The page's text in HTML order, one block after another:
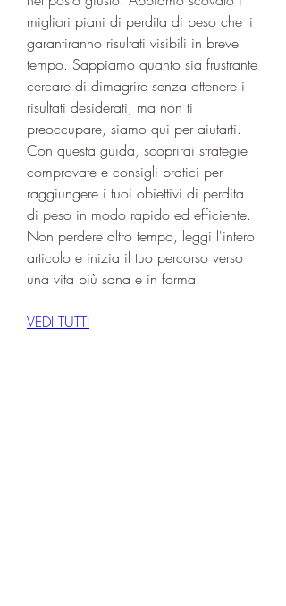
migliori piani di perdita di peso che ti
garantiranno risultati visibili in breve
tempo. Sappiamo quanto sia frustrante
cercare di dimagrire senza ottenere i
risultati desiderati, ma non ti
preoccupare, siamo qui per aiutarti.
Con questa guida, scoprirai strategie
comprovate e consigli pratici per
raggiungere i tuoi obiettivi di perdita
di peso in modo rapido ed efficiente.
Non perdere altro tempo, leggi l'intero
articolo e inizia il tuo percorso verso
una vita più sana e in forma!
VEDI TUTTI